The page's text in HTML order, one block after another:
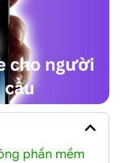
phần mềm